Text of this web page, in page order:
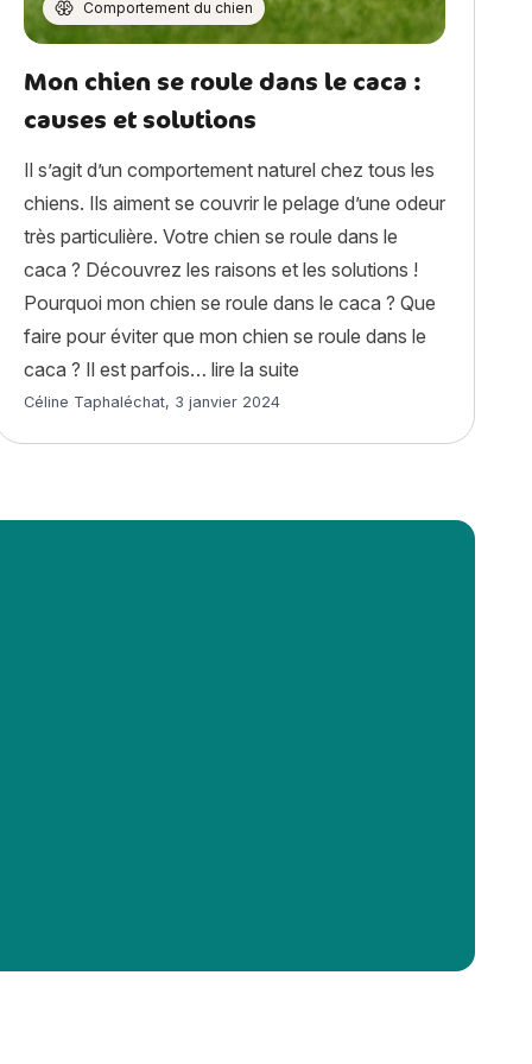
avec son animal ? »
Comportement du chien
Mon chien se roule dans le caca :
causes et solutions
Il s’agit d’un comportement naturel chez tous les
chiens. Ils aiment se couvrir le pelage d’une odeur
très particulière. Votre chien se roule dans le
caca ? Découvrez les raisons et les solutions !
Pourquoi mon chien se roule dans le caca ? Que
faire pour éviter que mon chien se roule dans le
caca ? Il est parfois… lire la suite« Mon chien se roule dans
Article rédigé par
Céline Taphaléchat, 3 janvier 2024